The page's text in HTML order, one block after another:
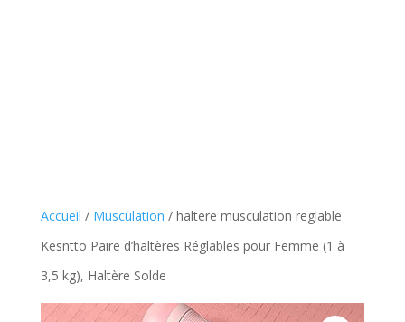
Accueil / Musculation / haltere musculation reglable
Kesntto Paire d’haltères Réglables pour Femme (1 à
3,5 kg), Haltère Solde